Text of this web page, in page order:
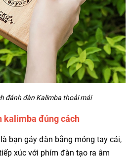
đánh đàn Kalimba thoải mái
kalimba đúng cách
bạn gảy đàn bằng móng tay cái,
xúc với phím đàn tạo ra âm